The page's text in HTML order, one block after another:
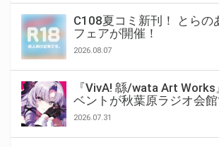
C108夏コミ新刊！ とらの
フェアが開催！
2026.08.07
『VivA! 緜/wata Art
ベントが秋葉原ラジオ会館
2026.07.31